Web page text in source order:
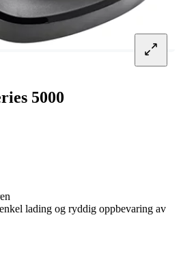
5000
lading og ryddig oppbevaring av